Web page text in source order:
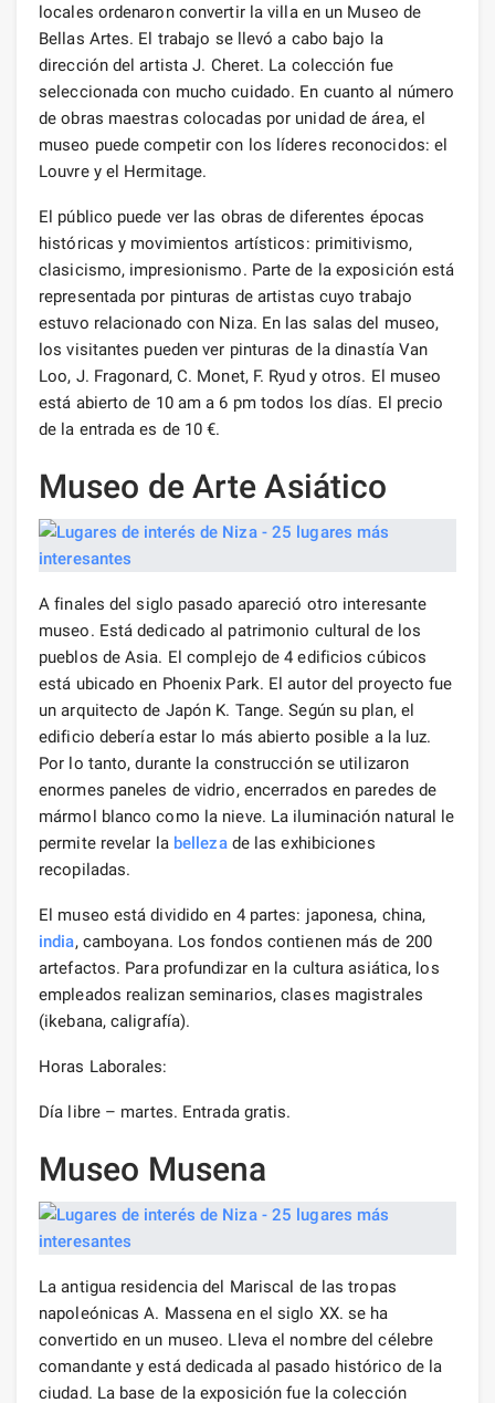
locales ordenaron convertir la villa en un Museo de
Bellas Artes. El trabajo se llevó a cabo bajo la
dirección del artista J. Cheret. La colección fue
seleccionada con mucho cuidado. En cuanto al número
de obras maestras colocadas por unidad de área, el
museo puede competir con los líderes reconocidos: el
Louvre y el Hermitage.
El público puede ver las obras de diferentes épocas
históricas y movimientos artísticos: primitivismo,
clasicismo, impresionismo. Parte de la exposición está
representada por pinturas de artistas cuyo trabajo
estuvo relacionado con Niza. En las salas del museo,
los visitantes pueden ver pinturas de la dinastía Van
Loo, J. Fragonard, C. Monet, F. Ryud y otros. El museo
está abierto de 10 am a 6 pm todos los días. El precio
de la entrada es de 10 €.
Museo de Arte Asiático
A finales del siglo pasado apareció otro interesante
museo. Está dedicado al patrimonio cultural de los
pueblos de Asia. El complejo de 4 edificios cúbicos
está ubicado en Phoenix Park. El autor del proyecto fue
un arquitecto de Japón K. Tange. Según su plan, el
edificio debería estar lo más abierto posible a la luz.
Por lo tanto, durante la construcción se utilizaron
enormes paneles de vidrio, encerrados en paredes de
mármol blanco como la nieve. La iluminación natural le
permite revelar la bellezade las exhibiciones
recopiladas.
El museo está dividido en 4 partes: japonesa, china,
india, camboyana. Los fondos contienen más de 200
artefactos. Para profundizar en la cultura asiática, los
empleados realizan seminarios, clases magistrales
(ikebana, caligrafía).
Horas Laborales:
Día libre – martes. Entrada gratis.
Museo Musena
La antigua residencia del Mariscal de las tropas
napoleónicas A. Massena en el siglo XX. se ha
convertido en un museo. Lleva el nombre del célebre
comandante y está dedicada al pasado histórico de la
ciudad. La base de la exposición fue la colección